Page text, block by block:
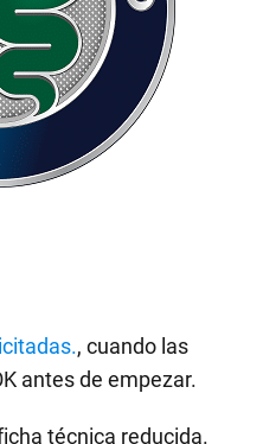
, cuando las
antes de empezar.
técnica reducida.